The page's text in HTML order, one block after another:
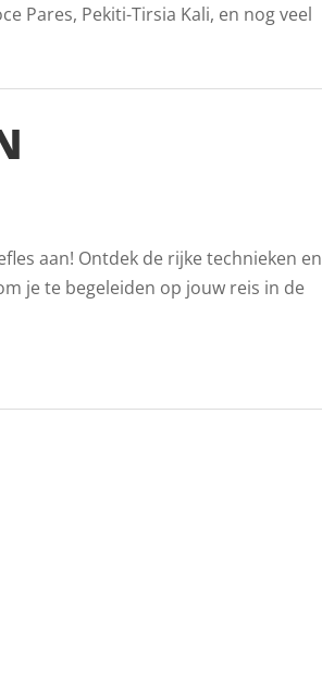
Pares, Pekiti-Tirsia Kali, en nog veel
aan! Ontdek de rijke technieken en
je te begeleiden op jouw reis in de